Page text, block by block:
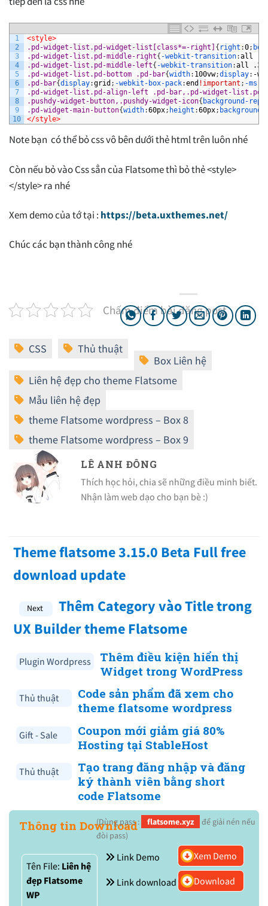
1
2
3
4
5
6
7
8
9
10
<style>
.pd-widget-list.pd-widget-list[class*=-right] { right :0;
.pd-widget-list.pd-middle-right{ -webkit-transition:all
.pd-widget-list.pd-middle-left{ -webkit-transition:all .3s
.pd-widget-list.pd-bottom .pd-bar{width: 100vw;display: -
.pd-bar{display:grid ; -webkit-box-pack:end !important ; -ms-
.pd-widget-list.pd-align-left .pd-bar,.pd-widget-
.pushdy-widget-button,.pushdy-widget-icon{ background-
.pd-widget-main-button{width:60px; height :60px; background
</style>
Note bạn có thể bỏ css vô bên dưới thẻ html trên luôn nhé
Còn nếu bỏ vào Css sẳn của Flatsome thì bỏ thẻ <style>
</style> ra nhé
Xem demo của tớ tại : https://beta.uxthemes.net/
Chúc các bạn thành công nhé
Chấm điểm bài đăng post
LÊ ANH ĐÔNG
Thích học hỏi, chia sẽ những điều minh biết.
Nhận làm web dạo cho bạn bè :)
Theme flatsome 3.15.0 Beta Full free
download update
Thêm Category vào Title trong
UX Builder theme Flatsome
Plugin Wordpress
Thêm điều kiện hiển thị
Widget trong WordPress
Thủ thuật
Code sản phẩm đã xem cho
theme flatsome wordpress
Gift - Sale
Coupon mới giảm giá 80%
Hosting tại StableHost
Thủ thuật
Tạo trang đăng nhập và đăng
ký thành viên bằng short
code Flatsome
Thông tin Download
(Dùng pass : flatsome.xyz
để giải nén nếu
đòi pass)
Tên File: Liên hệ
đẹp Flatsome
WP
Link Demo Xem Demo
Link download Download